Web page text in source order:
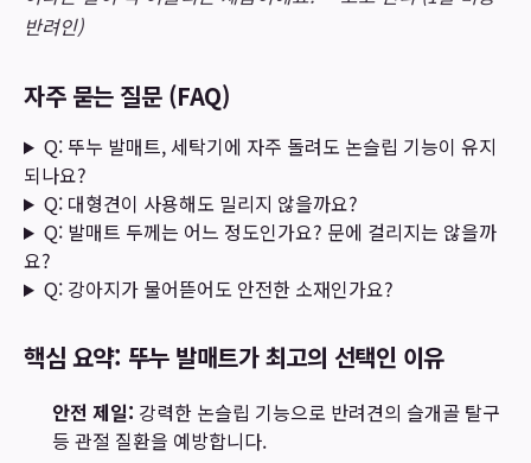
반려인)
자주 묻는 질문 (FAQ)
Q: 뚜누 발매트, 세탁기에 자주 돌려도 논슬립 기능이 유지
되나요?
Q: 대형견이 사용해도 밀리지 않을까요?
Q: 발매트 두께는 어느 정도인가요? 문에 걸리지는 않을까
요?
Q: 강아지가 물어뜯어도 안전한 소재인가요?
핵심 요약: 뚜누 발매트가 최고의 선택인 이유
안전 제일: 강력한 논슬립 기능으로 반려견의 슬개골 탈구
등 관절 질환을 예방합니다.